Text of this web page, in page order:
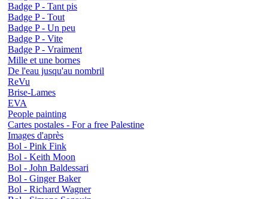
Badge P - Tant pis
Badge P - Tout
Badge P - Un peu
Badge P - Vite
Badge P - Vraiment
Mille et une bornes
De l'eau jusqu'au nombril
ReVu
Brise-Lames
EVA
People painting
Cartes postales - For a free Palestine
Images d'après
Bol - Pink Fink
Bol - Keith Moon
Bol - John Baldessari
Bol - Ginger Baker
Bol - Richard Wagner